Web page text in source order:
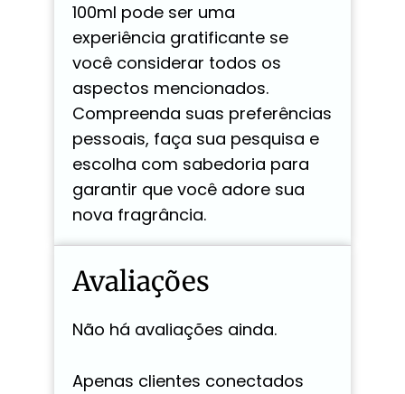
100ml pode ser uma
experiência gratificante se
você considerar todos os
aspectos mencionados.
Compreenda suas preferências
pessoais, faça sua pesquisa e
escolha com sabedoria para
garantir que você adore sua
nova fragrância.
Avaliações
Não há avaliações ainda.
Apenas clientes conectados